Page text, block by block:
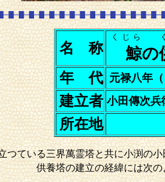
名 称 鯨
くじら
の
年 代 元禄八年（
建立者 小田傳次兵
所在地
つている三界萬霊塔と共に小渕の
供養塔の建立の経緯には次